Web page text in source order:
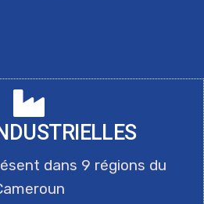
dans 9 régions du